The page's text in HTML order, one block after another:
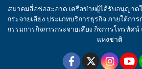
สมาคมสื่อช่อสะอาด เครือข่ายผู้ได้รับอนุญาต
กระจายเสียง ประเภทบริการธุรกิจ ภายใต้ก
กรรมการกิจการกระจายเสียง กิจการโทรทัศ
แห่งชาติ